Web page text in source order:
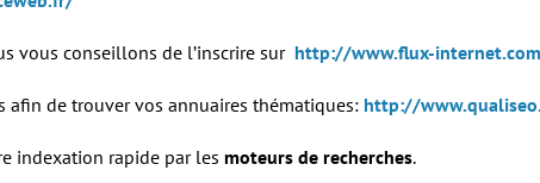
vous conseillons de l’inscrire sur http://www.flux-
afin de trouver vos annuaires thématiques: http://
indexation rapide par les moteurs de recherches.